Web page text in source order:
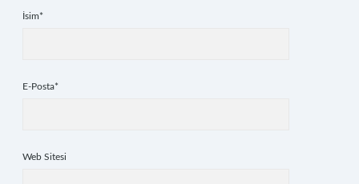
İsim*
E-Posta*
Web Sitesi